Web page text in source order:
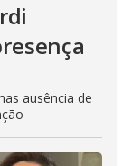
ausência de